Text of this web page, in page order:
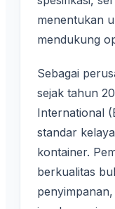
menentukan
mendukung
Sebagai
sejak tahun
International
standar
kontainer.
berkualitas